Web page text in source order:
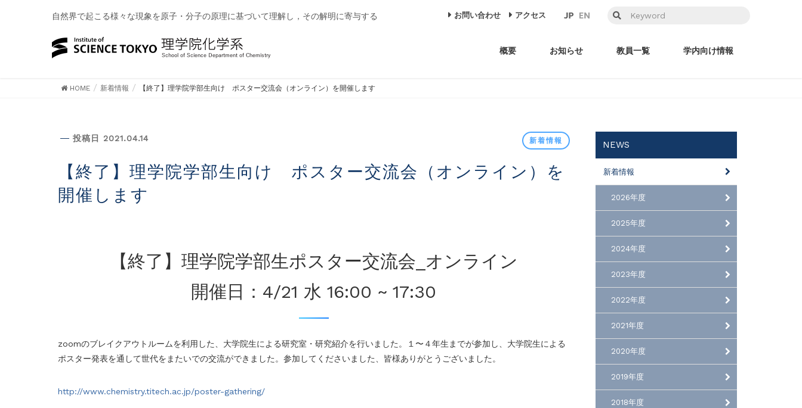
自然界で起こる様々な現象を原子・分子の原理に基づいて理解し，その解明に寄与する お問い合わせ アクセス
概要 お知らせ 教員一覧 学内向け情報
HOME 新着情報 【終了】理学院学部生向け ポスター交流会（オンライン）を開催します
投稿日 2021.04.14 新着情報
【終了】理学院学部生向け ポスター交流会（オンライン）を
開催します
【終了】理学院学部生ポスター交流会_オンライン
開催日：4/21 水 16:00 ~ 17:30
zoomのブレイクアウトルームを利用した、大学院生による研究室・研究紹介を行いました。１〜４年生までが参加し、大学院生による
ポスター発表を通して世代をまたいでの交流ができました。参加してくださいました、皆様ありがとうございました。
http://www.chemistry.titech.ac.jp/poster-gathering/
NEWS
新着情報
2026年度
2025年度
2024年度
2023年度
2022年度
2021年度
2020年度
2019年度
2018年度